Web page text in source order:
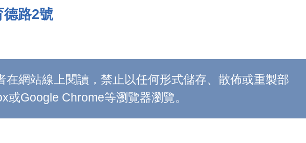
德路2號
網站線上閱讀，禁止以任何形式儲存、散佈或重製部
Google Chrome等瀏覽器瀏覽。